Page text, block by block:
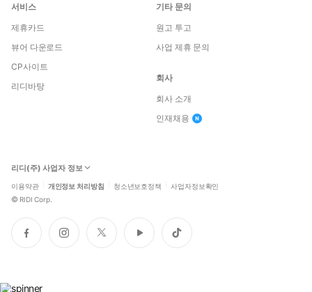
서비스
제휴카드
뷰어 다운로드
CP사이트
리디바탕
기타 문의
원고 투고
사업 제휴 문의
회사
회사 소개
인재채용
리디(주) 사업자 정보
이용약관 개인정보 처리방침 청소년보호정책 사업자정보확인
© RIDI Corp.
페
이
인
스
트
위
유
튜
틱
톡